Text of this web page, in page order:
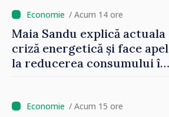
/ Acum 14 ore
Maia Sandu explică actuala
criză energetică și face apel
la reducerea consumului în
un nivel mai mic”
/ Acum 15 ore